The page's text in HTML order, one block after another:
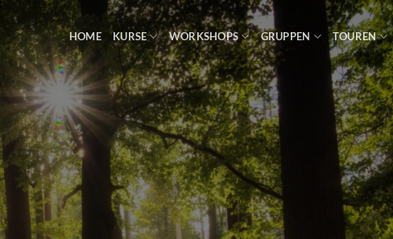
HOME KURSE WORKSHOPS GRUPPEN TOUREN